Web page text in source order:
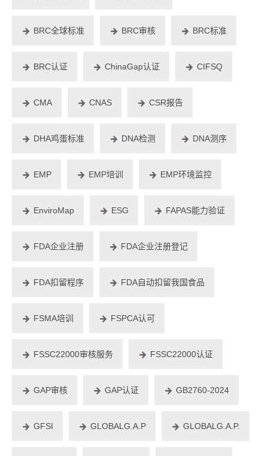
BRC全球标准 BRC审核 BRC标准
BRC认证 ChinaGap认证 CIFSQ
CMA CNAS CSR报告
DHA鸡蛋标准 DNA检测 DNA测序
EMP EMP培训 EMP环境监控
EnviroMap ESG FAPAS能力验证
FDA企业注册 FDA企业注册登记
FDA扣留程序 FDA自动扣留我国食品
FSMA培训 FSPCA认可
FSSC22000审核服务 FSSC22000认证
GAP审核 GAP认证 GB2760-2024
GFSI GLOBALG.A.P GLOBALG.A.P.